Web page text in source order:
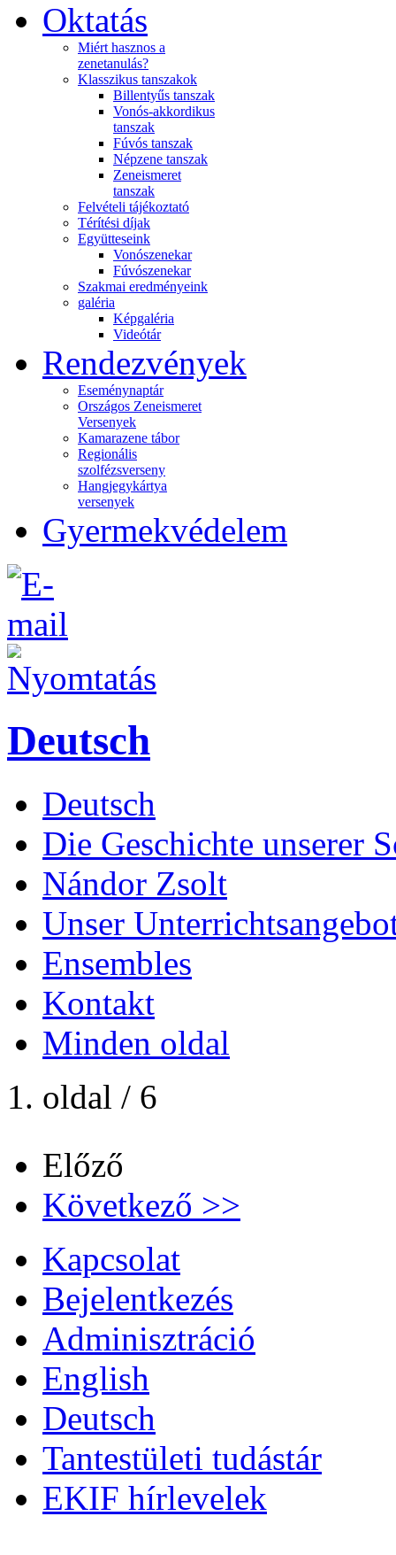
Oktatás
Miért hasznos a
zenetanulás?
Klasszikus tanszakok
Billentyűs tanszak
Vonós-akkordikus
tanszak
Fúvós tanszak
Népzene tanszak
Zeneismeret
tanszak
Felvételi tájékoztató
Térítési díjak
Együtteseink
Vonószenekar
Fúvószenekar
Szakmai eredményeink
galéria
Képgaléria
Videótár
Rendezvények
Eseménynaptár
Országos Zeneismeret
Versenyek
Kamarazene tábor
Regionális
szolfézsverseny
Hangjegykártya
versenyek
Gyermekvédelem
Deutsch
Deutsch
Die Geschichte unserer
Nándor Zsolt
Unser
Ensembles
Kontakt
Minden oldal
1. oldal / 6
Előző
Következő >>
Kapcsolat
Bejelentkezés
Adminisztráció
English
Deutsch
Tantestületi tudástár
EKIF hírlevelek